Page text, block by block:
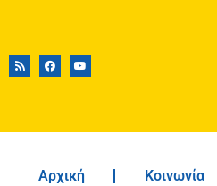
Αρχική Κοινωνία